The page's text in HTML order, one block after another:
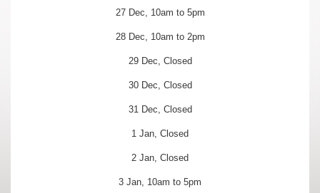
27 Dec, 10am to 5pm
28 Dec, 10am to 2pm
29 Dec, Closed
30 Dec, Closed
31 Dec, Closed
1 Jan, Closed
2 Jan, Closed
3 Jan, 10am to 5pm